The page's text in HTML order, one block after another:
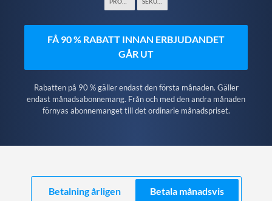
FÅ 90 % RABATT INNAN ERBJUDANDET
GÅR UT
Rabatten på 90 % gäller endast den första månaden. Gäller
endast månadsabonnemang. Från och med den andra månaden
förnyas abonnemanget till det ordinarie månadspriset.
Betalning årligen Betala månadsvis